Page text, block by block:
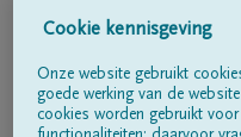
Volg ons op
Cookie kennisgeving
Onze website gebruikt
goede werking van de
cookies worden gebruikt